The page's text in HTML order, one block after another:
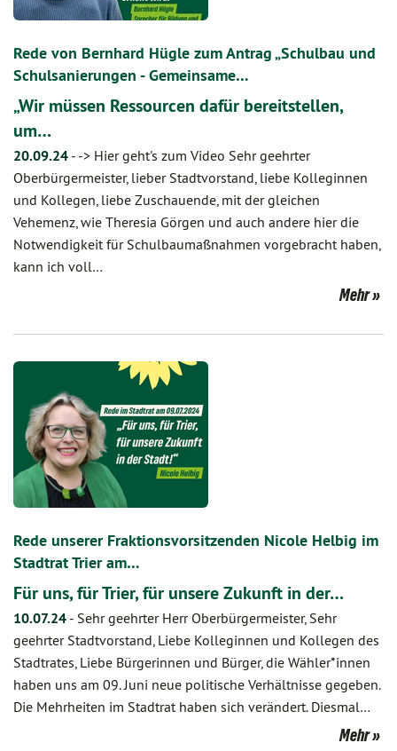
Rede von Bernhard Hügle zum Antrag „Schulbau und
Schulsanierungen - Gemeinsame…
„Wir müssen Ressourcen dafür bereitstellen,
um…
20.09.24 - -> Hier geht's zum Video Sehr geehrter
Oberbürgermeister, lieber Stadtvorstand, liebe Kolleginnen
und Kollegen, liebe Zuschauende, mit der gleichen
Vehemenz, wie Theresia Görgen und auch andere hier die
Notwendigkeit für Schulbaumaßnahmen vorgebracht haben,
kann ich voll…
Mehr
Rede unserer Fraktionsvorsitzenden Nicole Helbig im
Stadtrat Trier am…
Für uns, für Trier, für unsere Zukunft in der…
10.07.24 - Sehr geehrter Herr Oberbürgermeister, Sehr
geehrter Stadtvorstand, Liebe Kolleginnen und Kollegen des
Stadtrates, Liebe Bürgerinnen und Bürger, die Wähler*innen
haben uns am 09. Juni neue politische Verhältnisse gegeben.
Die Mehrheiten im Stadtrat haben sich verändert. Diesmal…
Mehr